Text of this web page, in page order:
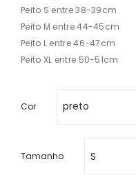
Peito S entre 38-39cm
Peito M entre 44-45cm
Peito L entre 46-47cm
Peito XL entre 50-51cm
Cor
Tamanho